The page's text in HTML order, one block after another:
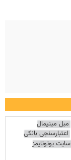
مبل مینیمال
اعتبارسنجی بانکی
سایت یوتوتایمز